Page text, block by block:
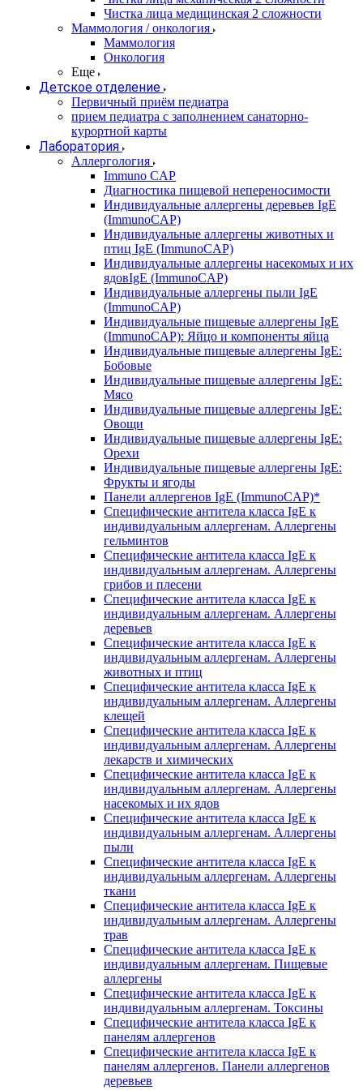
Чистка лица медицинская 2 сложности
Маммология / онкология
Маммология
Онкология
Еще
Детское отделение
Первичный приём педиатра
прием педиатра с заполнением санаторно-
курортной карты
Лаборатория
Аллергология
Immuno CAP
Диагностика пищевой непереносимости
Индивидуальные аллергены деревьев IgE
(ImmunoCAP)
Индивидуальные аллергены животных и
птиц IgE (ImmunoCAP)
Индивидуальные аллергены насекомых и их
ядовIgE (ImmunoCAP)
Индивидуальные аллергены пыли IgE
(ImmunoCAP)
Индивидуальные пищевые аллергены IgE
(ImmunoCAP): Яйцо и компоненты яйца
Индивидуальные пищевые аллергены IgE:
Бобовые
Индивидуальные пищевые аллергены IgE:
Мясо
Индивидуальные пищевые аллергены IgE:
Овощи
Индивидуальные пищевые аллергены IgE:
Орехи
Индивидуальные пищевые аллергены IgE:
Фрукты и ягоды
Панели аллергенов IgE (ImmunoCAP)*
Специфические антитела класса IgE к
индивидуальным аллергенам. Аллергены
гельминтов
Специфические антитела класса IgE к
индивидуальным аллергенам. Аллергены
грибов и плесени
Специфические антитела класса IgE к
индивидуальным аллергенам. Аллергены
деревьев
Специфические антитела класса IgE к
индивидуальным аллергенам. Аллергены
животных и птиц
Специфические антитела класса IgE к
индивидуальным аллергенам. Аллергены
клещей
Специфические антитела класса IgE к
индивидуальным аллергенам. Аллергены
лекарств и химических
Специфические антитела класса IgE к
индивидуальным аллергенам. Аллергены
насекомых и их ядов
Специфические антитела класса IgE к
индивидуальным аллергенам. Аллергены
пыли
Специфические антитела класса IgE к
индивидуальным аллергенам. Аллергены
ткани
Специфические антитела класса IgE к
индивидуальным аллергенам. Аллергены
трав
Специфические антитела класса IgE к
индивидуальным аллергенам. Пищевые
аллергены
Специфические антитела класса IgE к
индивидуальным аллергенам. Токсины
Специфические антитела класса IgE к
панелям аллергенов
Специфические антитела класса IgE к
панелям аллергенов. Панели аллергенов
деревьев